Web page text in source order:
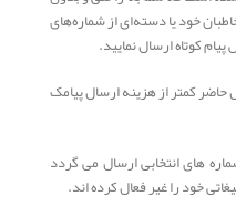
خود یا دسته‌ای از شماره‌های
کوتاه ارسال نمایید.
کمتر از هزینه ارسال پیامک
های انتخابی ارسال می گردد
خود را غیر فعال کرده اند.